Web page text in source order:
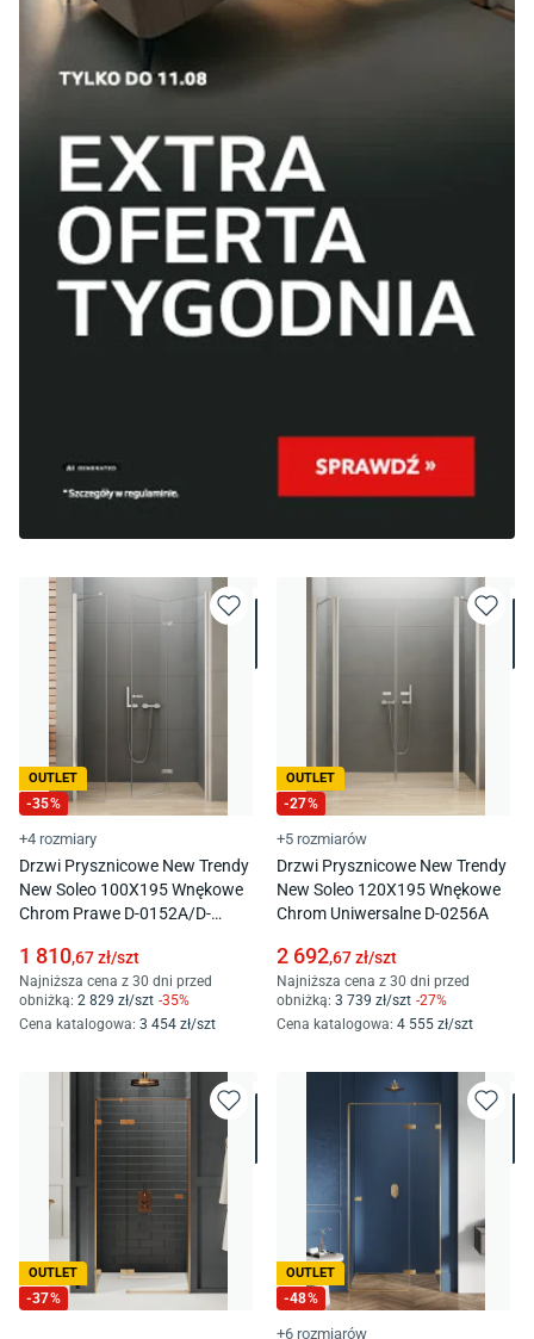
OUTLET
-35%
+4 rozmiary
Drzwi Prysznicowe New Trendy
New Soleo 100X195 Wnękowe
Chrom Prawe D-0152A/D-
1 810,67zł/szt
Najniższa cena z 30 dni przed
obniżką: 2 829 zł/szt -35%
Cena katalogowa: 3 454 zł/szt
OUTLET
-27%
+5 rozmiarów
Drzwi Prysznicowe New Trendy
New Soleo 120X195 Wnękowe
Chrom Uniwersalne D-0256A
2 692,67zł/szt
Najniższa cena z 30 dni przed
obniżką: 3 739 zł/szt -27%
Cena katalogowa: 4 555 zł/szt
OUTLET
-37%
OUTLET
-48%
+6 rozmiarów